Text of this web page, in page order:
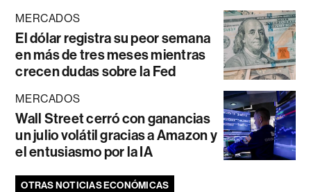
MERCADOS
El dólar registra su peor semana
en más de tres meses mientras
crecen dudas sobre la Fed
MERCADOS
Wall Street cerró con ganancias
un julio volátil gracias a Amazon y
el entusiasmo por la IA
OTRAS NOTICIAS ECONÓMICAS